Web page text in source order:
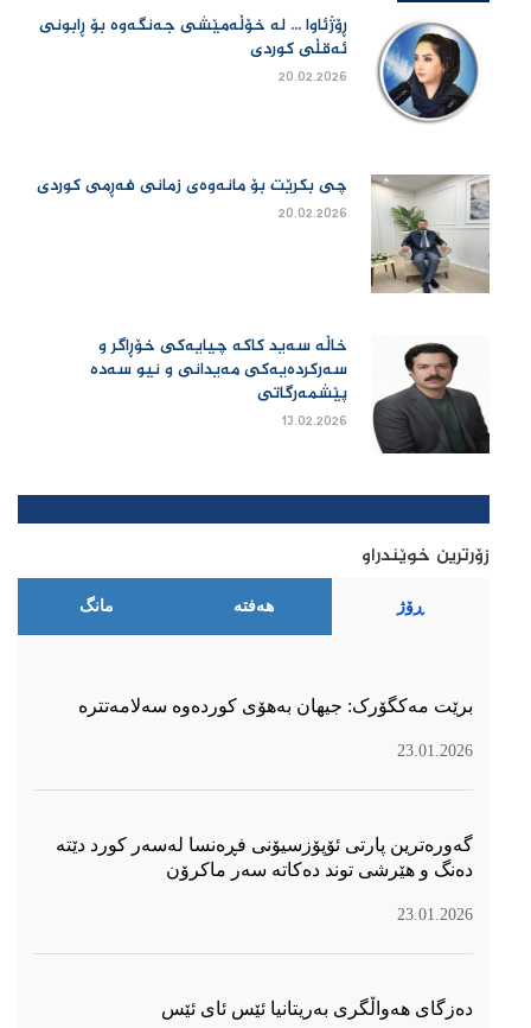
ڕۆژئاوا ... لە خۆڵەمێشی جەنگەوە بۆ ڕابونی
ئەقڵی کوردی
20.02.2026
چی بكرێت بۆ مانەوەی زمانی فەڕمی كوردی
20.02.2026
خاڵە سەید کاکە چیایەکی خۆڕاگر و
سەرکردەیەکی مەیدانی و نیو سەدە
پێشمەرگاتی
13.02.2026
زۆرترین خوێندراو
ڕۆژ هەفتە مانگ
برێت مەکگۆرک: جیهان بەهۆی کوردەوە سەلامەتترە
23.01.2026
گەورەترین پارتی ئۆپۆزسیۆنی فڕەنسا لەسەر كورد دێتە
دەنگ و هێرشی توند دەكاتە سەر ماكرۆن
23.01.2026
دەزگای هەواڵگری بەریتانیا ئێس ئای ئێس